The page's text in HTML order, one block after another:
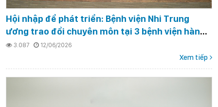
Hội nhập để phát triển: Bệnh viện Nhi Trung
ương trao đổi chuyên môn tại 3 bệnh viện hàng
đầu Đài Loan (Trung Quốc) và ký kết MOU mở
3.087 12/06/2026
Xem tiếp